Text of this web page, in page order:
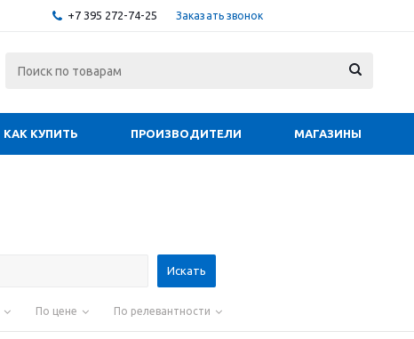
+7 395 272-74-25 Заказать звонок
КАК КУПИТЬ ПРОИЗВОДИТЕЛИ МАГАЗИНЫ
По цене По релевантности